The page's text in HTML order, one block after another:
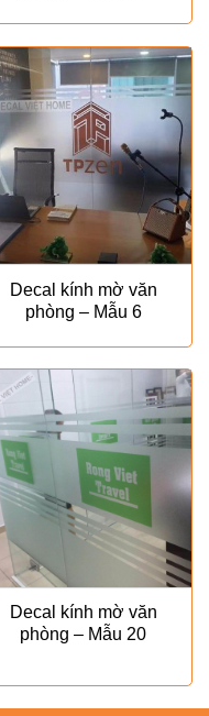
Decal kính mờ văn
phòng – Mẫu 6
Decal kính mờ văn
phòng – Mẫu 20